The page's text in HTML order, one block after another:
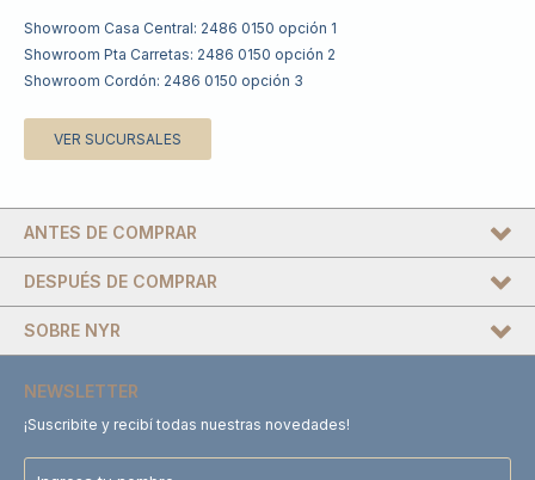
Showroom Casa Central: 2486 0150 opción 1
Showroom Pta Carretas: 2486 0150 opción 2
Showroom Cordón: 2486 0150 opción 3
VER SUCURSALES
DESPUÉS DE COMPRAR
SOBRE NYR
ANTES DE COMPRAR
NEWSLETTER
¡Suscribite y recibí todas nuestras novedades!